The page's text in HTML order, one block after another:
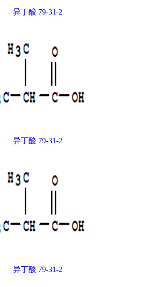
异丁酸 79-31-2
异丁酸 79-31-2
异丁酸 79-31-2